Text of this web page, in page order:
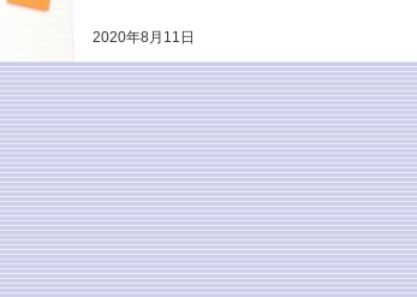
2020年8月11日